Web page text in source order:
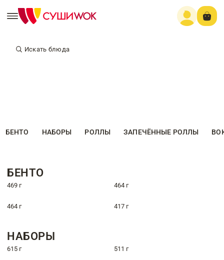
Искать блюда
БЕНТО НАБОРЫ РОЛЛЫ ЗАПЕЧЁННЫЕ РОЛЛЫ
БЕНТО
469 г 464 г
464 г 417 г
НАБОРЫ
615 г 511 г